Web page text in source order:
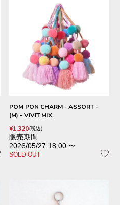
POM PON CHARM - ASSORT -
(M) - VIVIT MIX
¥1,320 税込
販売期間
2026/05/27 18:00 〜
SOLD OUT